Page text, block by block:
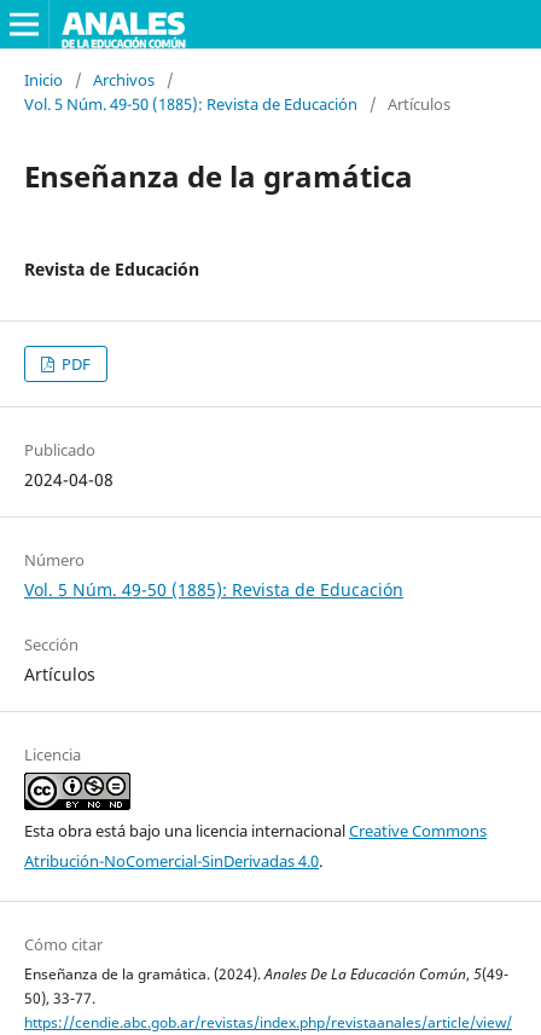
Inicio / Archivos
/
Vol. 5 Núm. 49-50 (1885): Revista de Educación
/ Artículos
Enseñanza de la gramática
Revista de Educación
PDF
Publicado
2024-04-08
Número
Vol. 5 Núm. 49-50 (1885): Revista de Educación
Sección
Artículos
Licencia
Esta obra está bajo una licencia internacionalCreative Commons
Atribución-NoComercial-SinDerivadas 4.0.
Cómo citar
Enseñanza de la gramática. (2024).Anales De La Educación Común, 5(49-
50), 33-77.
https://cendie.abc.gob.ar/revistas/index.php/revistaanales/article/view/